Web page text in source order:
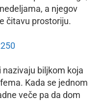
a njegov
čitavu prostoriju.
biljkom koja
Kada se jednom
veče pa da dom